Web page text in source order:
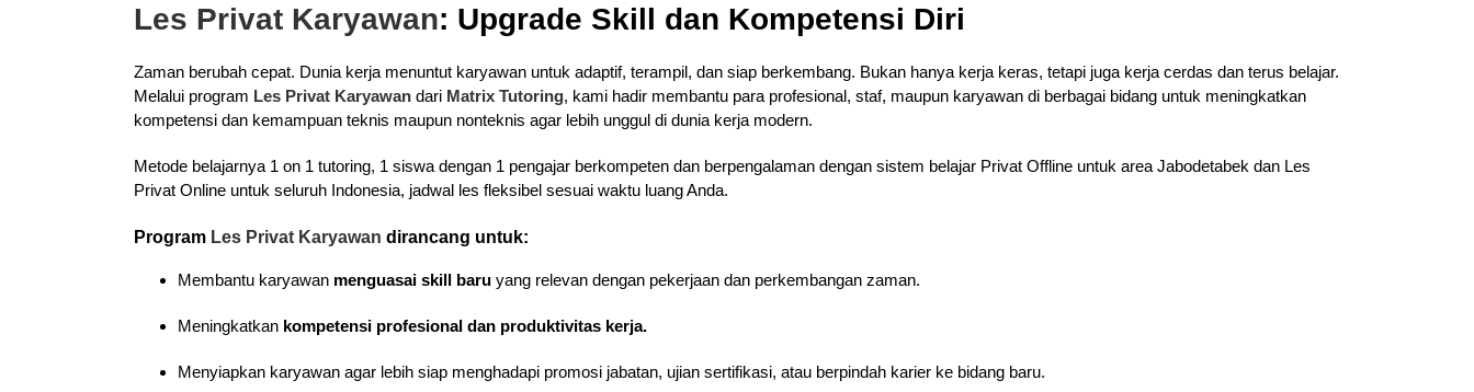
Les Privat Karyawan: Upgrade Skill dan Kompetensi Diri
Zaman berubah cepat. Dunia kerja menuntut karyawan untuk adaptif, terampil, dan siap berkembang. Bukan hanya kerja keras, tetapi juga kerja cerdas dan terus belajar.
Melalui program Les Privat Karyawandari Matrix Tutoring, kami hadir membantu para profesional, staf, maupun karyawan di berbagai bidang untuk meningkatkan
kompetensi dan kemampuan teknis maupun nonteknis agar lebih unggul di dunia kerja modern.
Metode belajarnya 1 on 1 tutoring, 1 siswa dengan 1 pengajar berkompeten dan berpengalaman dengan sistem belajar Privat Offline untuk area Jabodetabek dan Les
Privat Online untuk seluruh Indonesia, jadwal les fleksibel sesuai waktu luang Anda.
Program Les Privat Karyawan dirancang untuk:
Membantu karyawan menguasai skill baruyang relevan dengan pekerjaan dan perkembangan zaman.
Meningkatkan kompetensi profesional dan produktivitas kerja.
Menyiapkan karyawan agar lebih siap menghadapi promosi jabatan, ujian sertifikasi, atau berpindah karier ke bidang baru.